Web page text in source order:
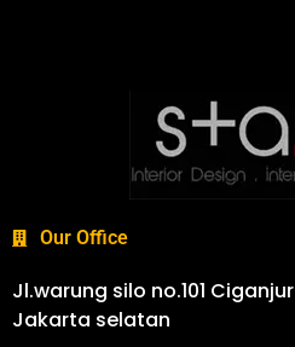
Our Office
Jl.warung silo no.101 Ciganjur
Jakarta selatan